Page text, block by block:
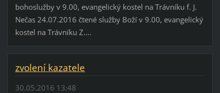
bohoslužby v 9.00, evangelický kostel na Trávníku f. J.
Nečas 24.07.2016 čtené služby Boží v 9.00, evangelický
kostel na Trávníku Z....
zvolení kazatele
30.05.2016 13:48